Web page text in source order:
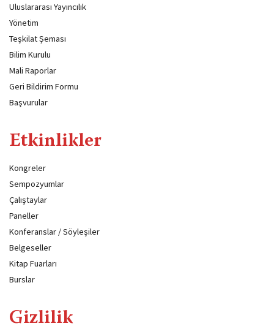
Uluslararası Yayıncılık
Yönetim
Teşkilat Şeması
Bilim Kurulu
Mali Raporlar
Geri Bildirim Formu
Başvurular
Etkinlikler
Kongreler
Sempozyumlar
Çalıştaylar
Paneller
Konferanslar / Söyleşiler
Belgeseller
Kitap Fuarları
Burslar
Gizlilik